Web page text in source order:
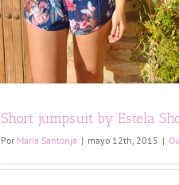
Short jumpsuit by Estela
Por Maria Santonja | mayo 12th, 2015 |